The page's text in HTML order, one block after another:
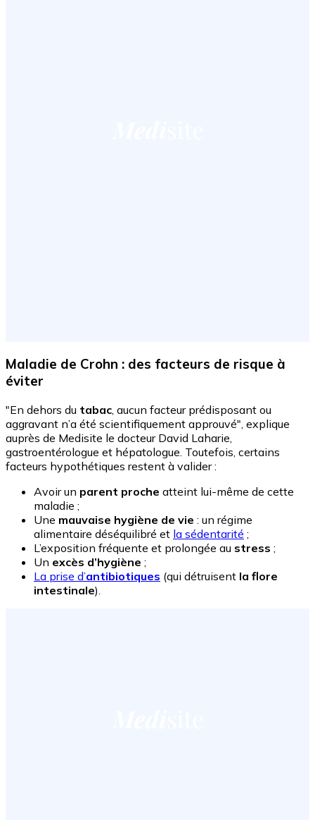
Maladie de Crohn : des facteurs de risque à
éviter
"En dehors du tabac , aucun facteur prédisposant ou
aggravant n’a été scientifiquement approuvé", explique
auprès de Medisite le docteur David Laharie,
gastroentérologue et hépatologue. Toutefois, certains
facteurs hypothétiques restent à valider :
Avoir un parent proche atteint lui-même de cette
maladie ;
Une mauvaise hygiène de vie : un régime
alimentaire déséquilibré et la sédentarité ;
L’exposition fréquente et prolongée au stress ;
Un excès d’hygiène ;
La prise d’antibiotiques (qui détruisent la flore
intestinale).